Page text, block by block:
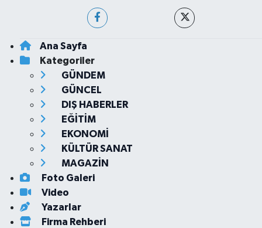
Ana Sayfa
Kategoriler
GÜNDEM
GÜNCEL
DIŞ HABERLER
EĞİTİM
EKONOMİ
KÜLTÜR SANAT
MAGAZİN
Foto Galeri
Video
Yazarlar
Firma Rehberi